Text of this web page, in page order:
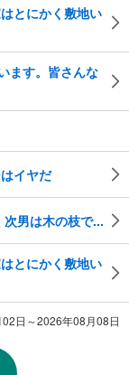
とにかく敷地い
ます。皆さんな
イヤだ
男は木の枝で...
とにかく敷地い
日～2026年08月08日